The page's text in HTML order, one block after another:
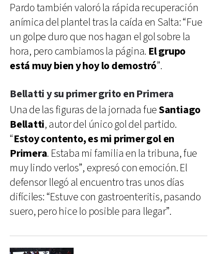
Pardo también valoró la rápida recuperación
anímica del plantel tras la caída en Salta: “Fue
un golpe duro que nos hagan el gol sobre la
hora, pero cambiamos la página. El grupo
está muy bien y hoy lo demostró”.
Bellatti y su primer grito en Primera
Una de las figuras de la jornada fueSantiago
Bellatti, autor del único gol del partido.
“Estoy contento, es mi primer gol en
Primera. Estaba mi familia en la tribuna, fue
muy lindo verlos”, expresó con emoción. El
defensor llegó al encuentro tras unos días
difíciles: “Estuve con gastroenteritis, pasando
suero, pero hice lo posible para llegar”.